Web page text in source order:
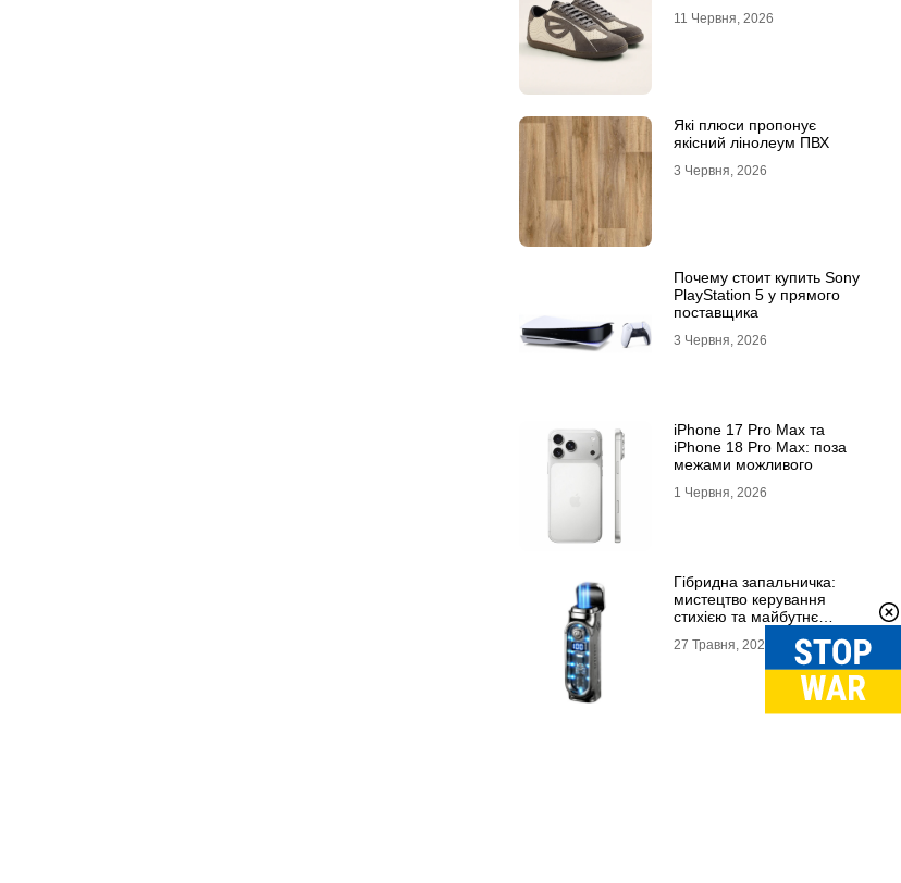
11 Червня, 2026
Які плюси пропонує
якісний лінолеум ПВХ
3 Червня, 2026
Почему стоит купить Sony
PlayStation 5 у прямого
поставщика
3 Червня, 2026
iPhone 17 Pro Max та
iPhone 18 Pro Max: поза
межами можливого
1 Червня, 2026
Гібридна запальничка:
мистецтво керування
стихією та майбутнє
27 Травня, 2026